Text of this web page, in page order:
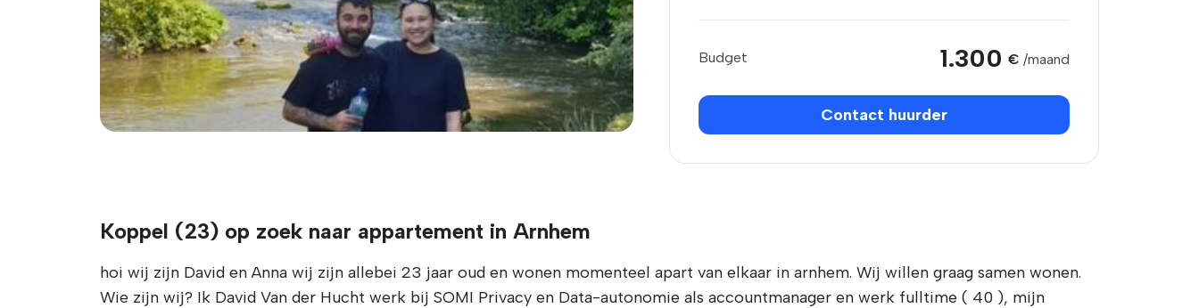
Budget 1.300 € /maand
Contact huurder
Koppel (23) op zoek naar appartement in Arnhem
hoi wij zijn David en Anna wij zijn allebei 23 jaar oud en wonen momenteel apart van elkaar in arnhem. Wij willen graag samen wonen.
Wie zijn wij? Ik David Van der Hucht werk bij SOMI Privacy en Data-autonomie als accountmanager en werk fulltime ( 40 ), mijn